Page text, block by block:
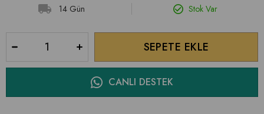
14 Gün Stok Var
CANLI DESTEK